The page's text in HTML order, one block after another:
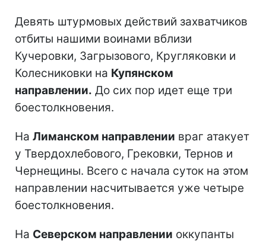
Девять штурмовых действий захватчиков
отбиты нашими воинами вблизи
Кучеровки, Загрызового, Кругляковки и
Колесниковки на Купянском
направлении. До сих пор идет еще три
боестолкновения.
На Лиманском направлении враг атакует
у Твердохлебового, Грековки, Тернов и
Чернещины. Всего с начала суток на этом
направлении насчитывается уже четыре
боестолкновения.
На Северском направлении оккупанты